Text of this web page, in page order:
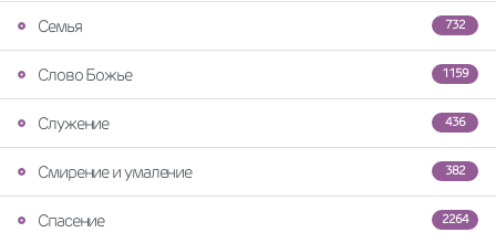
732
Семья
1159
Слово Божье
436
Служение
382
Смирение и умаление
2264
Спасение